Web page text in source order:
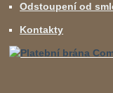
Odstoupení od
Kontakty